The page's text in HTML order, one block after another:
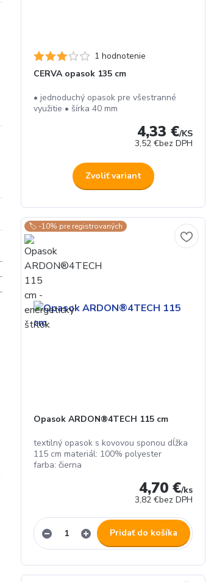
1 hodnotenie
CERVA opasok 135 cm
• jednoduchý opasok pre všestranné
využitie • šírka 40 mm
4,33 €/KS
3,52 €bez DPH
Zvoliť variant
🏷️ -10% pre registrovaných
Opasok ARDON®4TECH 115 cm
textilný opasok s kovovou sponou dĺžka
115 cm materiál: 100% polyester
farba: čierna
4,70 €/ks
3,82 €bez DPH
Pridať do košíka